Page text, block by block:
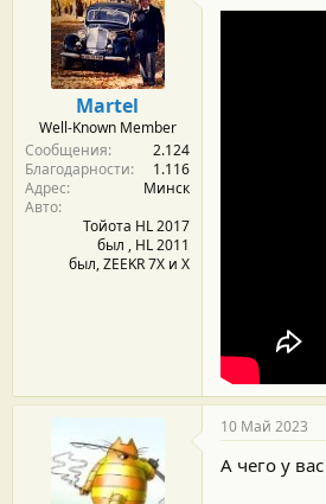
Martel
Well-Known Member
Сообщения
2.124
Благодарности
1.116
Адрес
Минск
Авто
Тойота HL 2017
был , HL 2011
был, ZEEKR 7X и Х
10 Май 2023
А чего у